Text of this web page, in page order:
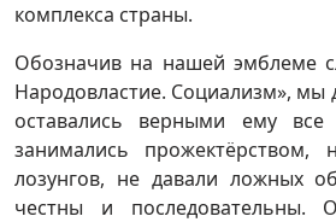
комплекса страны.
Обозначив на нашей эмблеме
Народовластие. Социализм», мы
оставались верными ему
занимались прожектёрством,
лозунгов, не давали ложных
честны и последовательны.